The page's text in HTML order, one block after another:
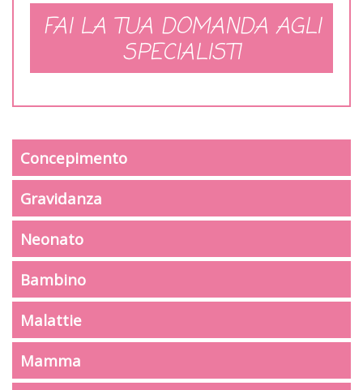
FAI LA TUA DOMANDA AGLI
SPECIALISTI
Concepimento
Gravidanza
Neonato
Bambino
Malattie
Mamma